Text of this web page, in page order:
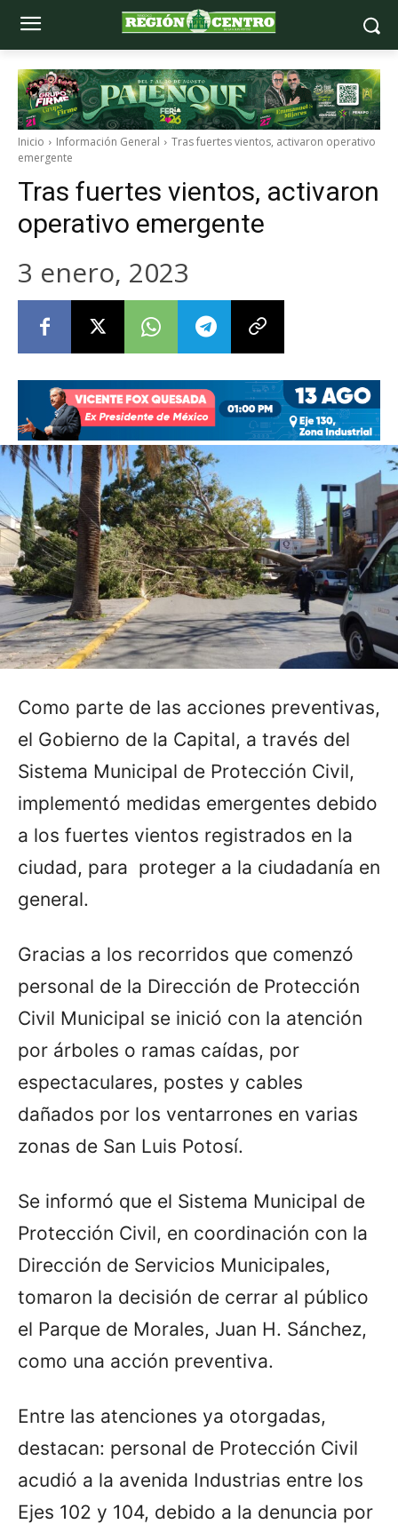
Inicio Información General
Tras fuertes vientos, activaron operativo
emergente
Tras fuertes vientos, activaron
operativo emergente
3 enero, 2023
Como parte de las acciones preventivas,
el Gobierno de la Capital, a través del
Sistema Municipal de Protección Civil,
implementó medidas emergentes debido
a los fuertes vientos registrados en la
ciudad, para proteger a la ciudadanía en
general.
Gracias a los recorridos que comenzó
personal de la Dirección de Protección
Civil Municipal se inició con la atención
por árboles o ramas caídas, por
espectaculares, postes y cables
dañados por los ventarrones en varias
zonas de San Luis Potosí.
Se informó que el Sistema Municipal de
Protección Civil, en coordinación con la
Dirección de Servicios Municipales,
tomaron la decisión de cerrar al público
el Parque de Morales, Juan H. Sánchez,
como una acción preventiva.
Entre las atenciones ya otorgadas,
destacan: personal de Protección Civil
acudió a la avenida Industrias entre los
Ejes 102 y 104, debido a la denuncia por